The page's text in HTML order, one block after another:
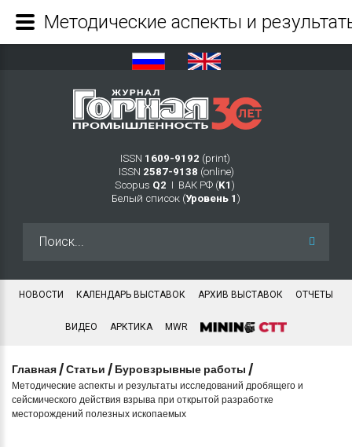
ISSN 1609-9192 (print)
ISSN 2587-9138 (online)
Scopus Q2 Ι ВАК РФ (K1 )
Белый список (Уровень 1 )
НОВОСТИ КАЛЕНДАРЬ ВЫСТАВОК АРХИВ ВЫСТАВОК ОТЧЕТЫ
ВИДЕО АРКТИКА MWR
Главная /Статьи / Буровзрывные работы /
Методические аспекты и результаты исследований дробящего и
сейсмического действия взрыва при открытой разработке
месторождений полезных ископаемых